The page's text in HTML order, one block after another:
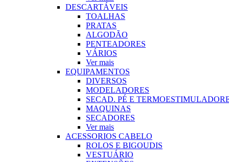
DESCARTÁVEIS
TOALHAS
PRATAS
ALGODÃO
PENTEADORES
VÁRIOS
Ver mais
EQUIPAMENTOS
DIVERSOS
MODELADORES
SECAD. PÉ E
MAQUINAS
SECADORES
Ver mais
ACESSORIOS CABELO
ROLOS E BIGOUDIS
VESTUÁRIO